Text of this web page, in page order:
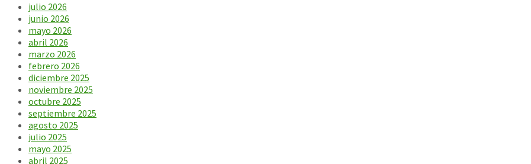
julio 2026
junio 2026
mayo 2026
abril 2026
marzo 2026
febrero 2026
diciembre 2025
noviembre 2025
octubre 2025
septiembre 2025
agosto 2025
julio 2025
mayo 2025
abril 2025